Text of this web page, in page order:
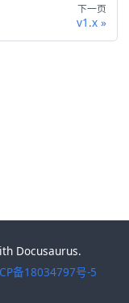
下一页
v1.x
Docusaurus.
备18034797号-5